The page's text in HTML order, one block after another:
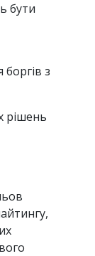
бути
з
рішень